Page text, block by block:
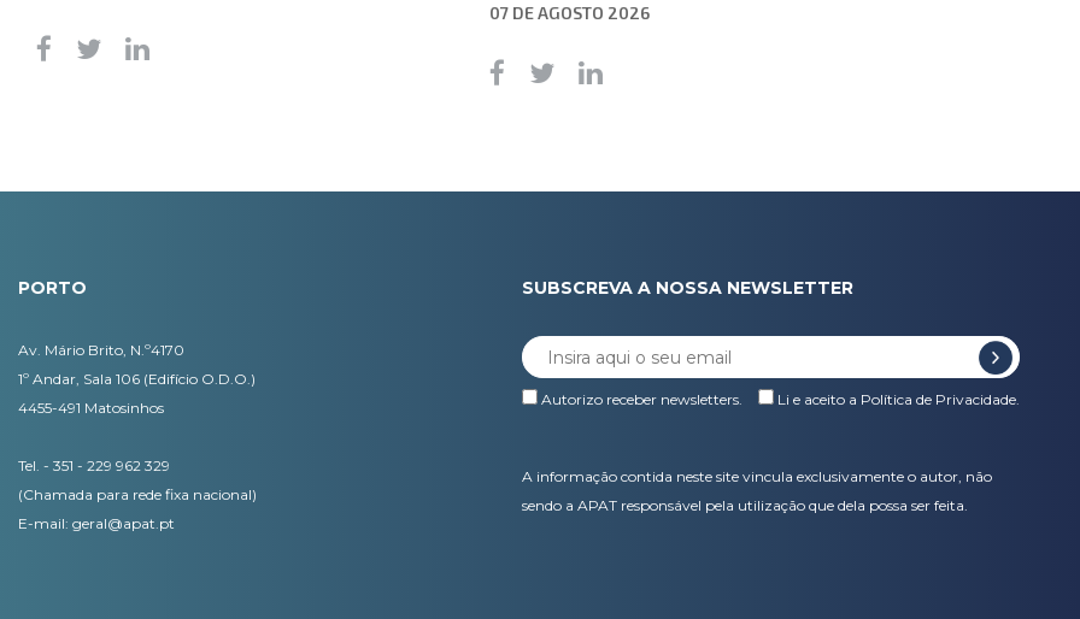
07 DE AGOSTO 2026
PORTO
Av. Mário Brito, N.º4170
1º Andar, Sala 106 (Edifício O.D.O.)
4455-491 Matosinhos
Tel. - 351 - 229 962 329
(Chamada para rede fixa nacional)
E-mail: geral@apat.pt
SUBSCREVA A NOSSA NEWSLETTER
Autorizo receber newsletters. Li e aceito a Política de Privacidade.
A informação contida neste site vincula exclusivamente o autor, não
sendo a APAT responsável pela utilização que dela possa ser feita.